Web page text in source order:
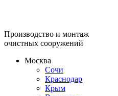
Производство и монтаж
очистных сооружений
Москва
Сочи
Краснодар
Крым